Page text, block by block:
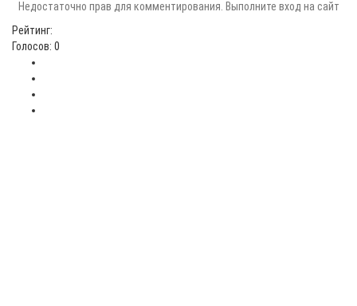
Недостаточно прав для комментирования. Выполните вход на сайт
Рейтинг:
Голосов: 0